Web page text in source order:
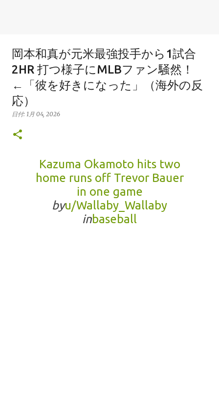
岡本和真が元米最強投手から1試合
2HR 打つ様子にMLBファン騒然！
←「彼を好きになった」（海外の反
応）
日付: 1月 04, 2026
Kazuma Okamoto hits two
home runs off Trevor Bauer
in one game
byu/Wallaby_Wallaby
inbaseball